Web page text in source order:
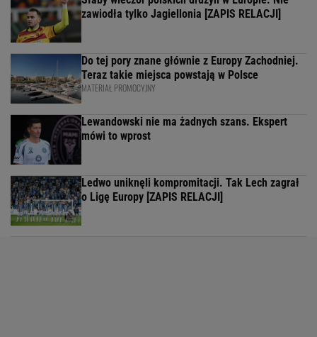
zawiodła tylko Jagiellonia [ZAPIS RELACJI]
Do tej pory znane głównie z Europy Zachodniej.
Teraz takie miejsca powstają w Polsce
MATERIAŁ PROMOCYJNY
Lewandowski nie ma żadnych szans. Ekspert
mówi to wprost
Ledwo uniknęli kompromitacji. Tak Lech zagrał
o Ligę Europy [ZAPIS RELACJI]